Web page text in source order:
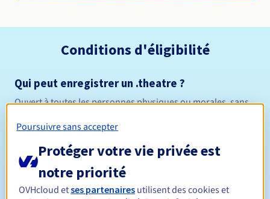
Conditions d'éligibilité
Qui peut enregistrer un .theatre ?
Ouvert à toutes les personnes physiques ou morales, sans
Durée de réservation
Poursuivre sans accepter
Protéger votre vie privée est
notre priorité
OVHcloud etses partenaires utilisent des cookies et